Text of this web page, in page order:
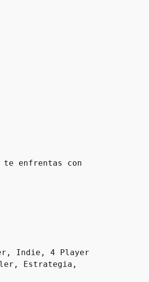
enfrentas con
Indie, 4 Player
Estrategia,